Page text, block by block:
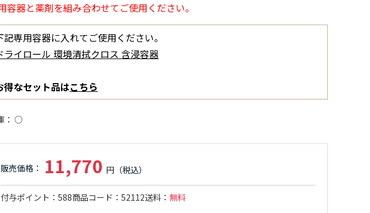
容器と薬剤を組み合わせてご使用ください。
記専用容器に入れてご使用ください。
ライロール 環境清拭クロス 含浸容器
得なセット品はこちら
○
11,770
付与ポイント 588商品コード 52112送料 無料